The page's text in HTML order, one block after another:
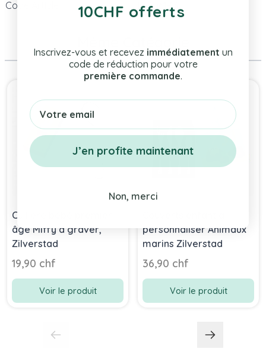
Code Article D-3061-13
Press to skip carousel
Cuillère bébé premier
âge Miffy à graver,
Zilverstad
19,90 chf
Voir le produit
personnaliser Animaux
marins Zilverstad
36,90 chf
Voir le produit
10CHF offerts
Inscrivez-vous et recevez immédiatement un
code de réduction pour votre
première commande.
Email
J’en profite maintenant
Non, merci